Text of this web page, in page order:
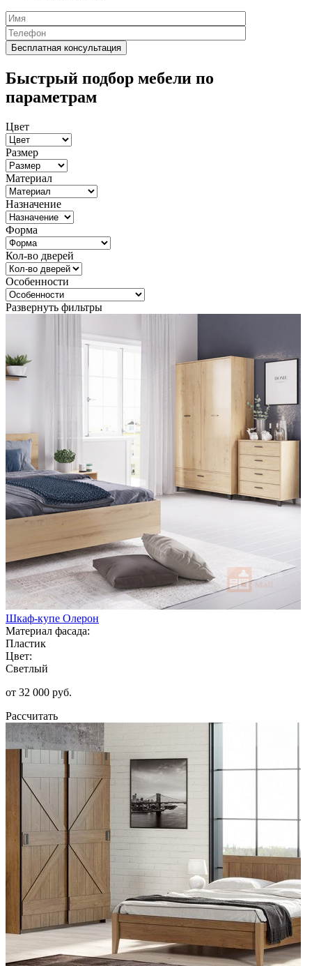
Быстрый подбор мебели по
параметрам
Цвет
Размер
Материал
Назначение
Форма
Кол-во дверей
Особенности
Развернуть фильтры
Шкаф-купе Олерон
Материал фасада:
Пластик
Цвет:
Светлый
от 32 000 руб.
Рассчитать